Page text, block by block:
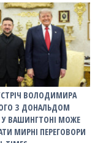
ВОЛОДИМИРА
З ДОНАЛЬДОМ
ВАШИНГТОНІ МОЖЕ
МИРНІ ПЕРЕГОВОРИ